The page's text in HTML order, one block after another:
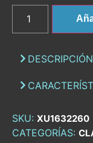
DESCRIPCIÓN
SKU: XU1632260
CATEGORÍAS: